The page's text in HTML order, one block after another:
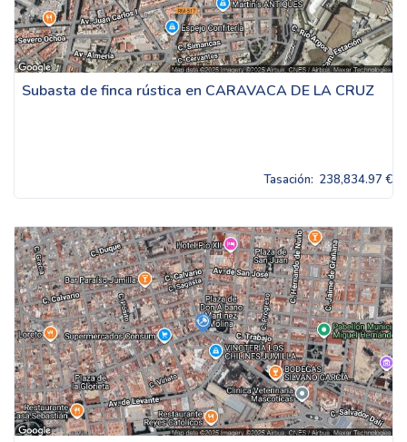
Subasta de finca rústica en CARAVACA DE LA CRUZ
Tasación: 238,834.97 €